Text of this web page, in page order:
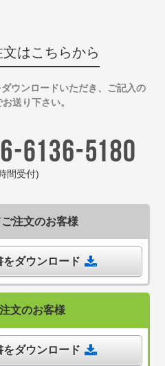
はこちらから
ウンロードいただき、ご記入の
お送り下さい。
間受付)
注文のお客様
をダウンロード
文のお客様
をダウンロード